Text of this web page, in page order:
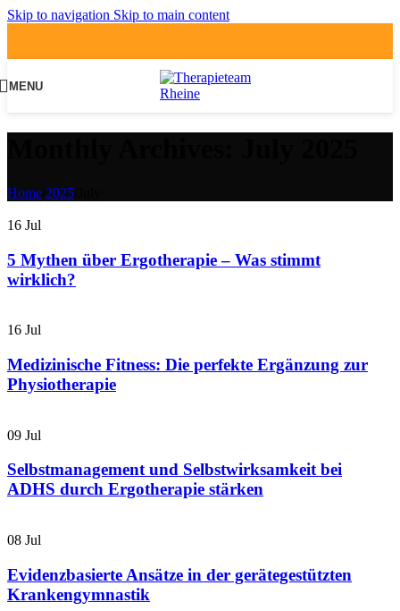
Skip to navigation Skip to main content
MENU
Home 2025
16 Jul
5 Mythen über Ergotherapie – Was stimmt
wirklich?
16 Jul
Medizinische Fitness: Die perfekte Ergänzung zur
Physiotherapie
09 Jul
Selbstmanagement und Selbstwirksamkeit bei
ADHS durch Ergotherapie stärken
08 Jul
Evidenzbasierte Ansätze in der gerätegestützten
Krankengymnastik